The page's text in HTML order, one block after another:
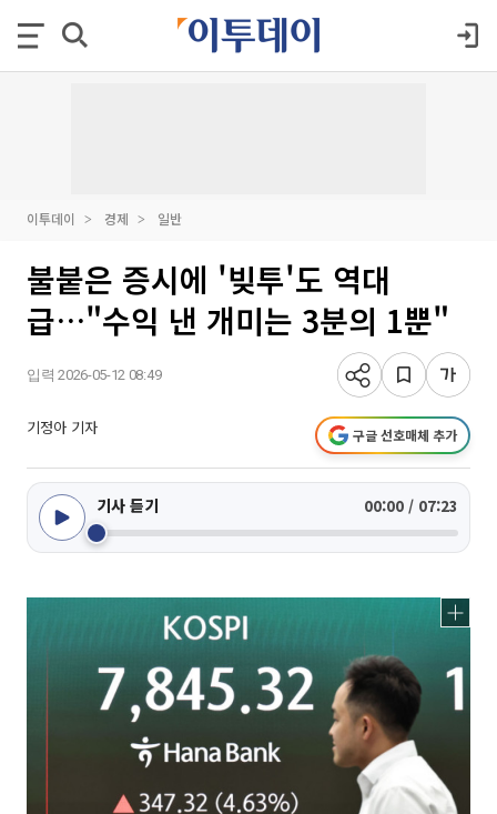
이투데이 경제 일반
불붙은 증시에 '빚투'도 역대
급…"수익 낸 개미는 3분의 1뿐"
입력 2026-05-12 08:49
기정아 기자 구글 선호매체 추가
기사 듣기 00:00 / 07:23